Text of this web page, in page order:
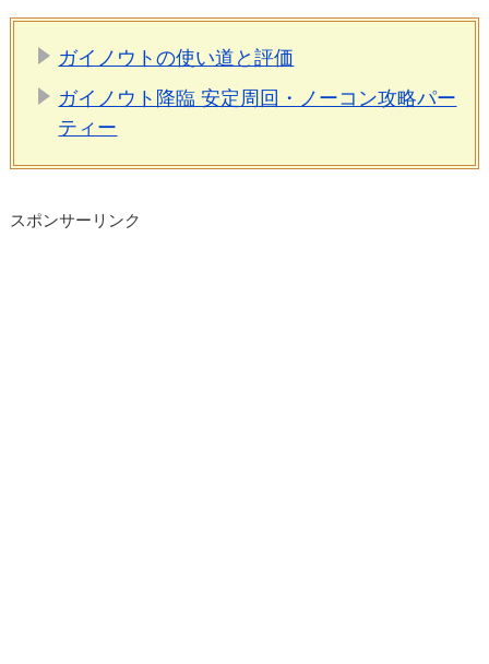
ガイノウトの使い道と評価
ガイノウト降臨 安定周回・ノーコン攻略パー
ティー
スポンサーリンク